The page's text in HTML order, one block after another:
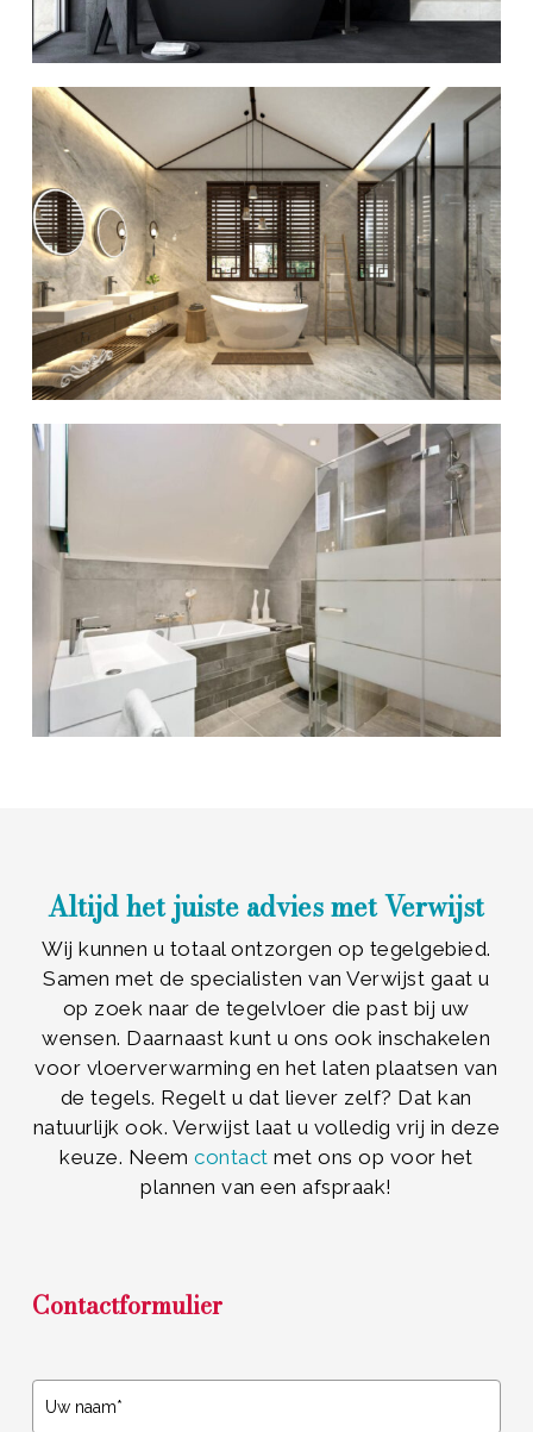
Altijd het juiste advies met Verwijst
Wij kunnen u totaal ontzorgen op tegelgebied.
Samen met de specialisten van Verwijst gaat u
op zoek naar de tegelvloer die past bij uw
wensen. Daarnaast kunt u ons ook inschakelen
voor vloerverwarming en het laten plaatsen van
de tegels. Regelt u dat liever zelf? Dat kan
natuurlijk ook. Verwijst laat u volledig vrij in deze
keuze. Neemcontactmet ons op voor het
plannen van een afspraak!
Contactformulier